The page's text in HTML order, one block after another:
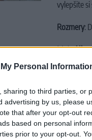
Personal
sharing to third parties, or
advertising by us, please
that after your opt-out
based on personal
prior to your opt-out.
vylepšite
Rozmery:
Materiál:
BY SA VÁM